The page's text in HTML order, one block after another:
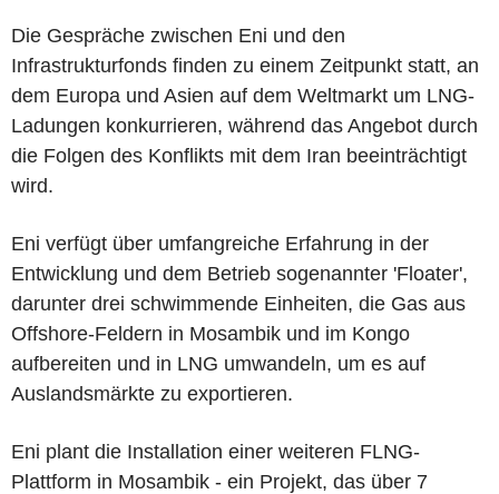
Die Gespräche zwischen Eni und den
Infrastrukturfonds finden zu einem Zeitpunkt statt, an
dem Europa und Asien auf dem Weltmarkt um LNG-
Ladungen konkurrieren, während das Angebot durch
die Folgen des Konflikts mit dem Iran beeinträchtigt
wird.
Eni verfügt über umfangreiche Erfahrung in der
Entwicklung und dem Betrieb sogenannter 'Floater',
darunter drei schwimmende Einheiten, die Gas aus
Offshore-Feldern in Mosambik und im Kongo
aufbereiten und in LNG umwandeln, um es auf
Auslandsmärkte zu exportieren.
Eni plant die Installation einer weiteren FLNG-
Plattform in Mosambik - ein Projekt, das über 7